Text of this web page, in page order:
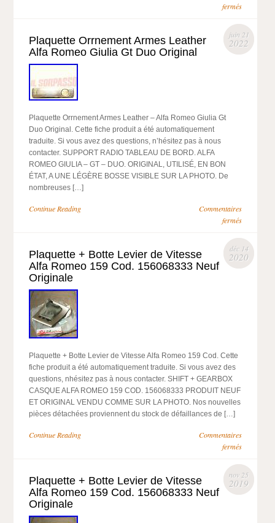
fermés
juin 21
2022
Plaquette Orrnement Armes Leather
Alfa Romeo Giulia Gt Duo Original
Plaquette Orrnement Armes Leather – Alfa Romeo Giulia Gt
Duo Original. Cette fiche produit a été automatiquement
traduite. Si vous avez des questions, n’hésitez pas à nous
contacter. SUPPORT RADIO TABLEAU DE BORD. ALFA
ROMEO GIULIA – GT – DUO. ORIGINAL, UTILISÉ, EN BON
ÉTAT, A UNE LÉGÈRE BOSSE VISIBLE SUR LA PHOTO. De
nombreuses […]
Continue Reading
Commentaires
fermés
déc 14
2020
Plaquette + Botte Levier de Vitesse
Alfa Romeo 159 Cod. 156068333 Neuf
Originale
Plaquette + Botte Levier de Vitesse Alfa Romeo 159 Cod. Cette
fiche produit a été automatiquement traduite. Si vous avez des
questions, nhésitez pas à nous contacter. SHIFT + GEARBOX
CASQUE ALFA ROMEO 159 COD. 156068333 PRODUIT NEUF
ET ORIGINAL VENDU COMME SUR LA PHOTO. Nos nouvelles
pièces détachées proviennent du stock de défaillances de […]
Continue Reading
Commentaires
fermés
nov 25
2019
Plaquette + Botte Levier de Vitesse
Alfa Romeo 159 Cod. 156068333 Neuf
Originale